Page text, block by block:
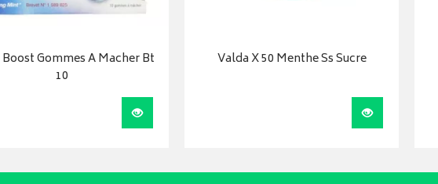
Gommes A Macher Bt
10
Visualiser
Valda X 50 Menthe Ss Sucre
Visualiser